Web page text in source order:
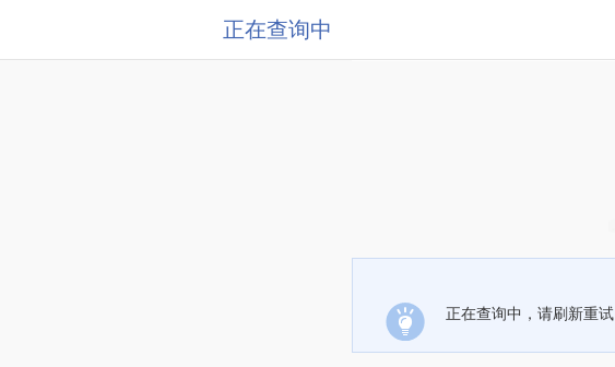
正在查询中
正在查询中，请刷新重试